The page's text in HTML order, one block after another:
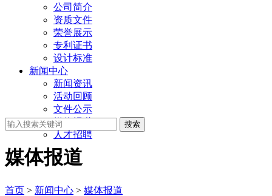
公司简介
资质文件
荣誉展示
专利证书
设计标准
新闻中心
新闻资讯
活动回顾
文件公示
媒体报道
人才招聘
媒体报道
首页 > 新闻中心 > 媒体报道